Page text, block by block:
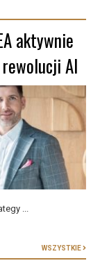
aktywnie
AI
...
WSZYSTKIE